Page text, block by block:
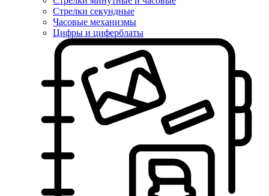
Стрелки секундные
Часовые механизмы
Цифры и циферблаты